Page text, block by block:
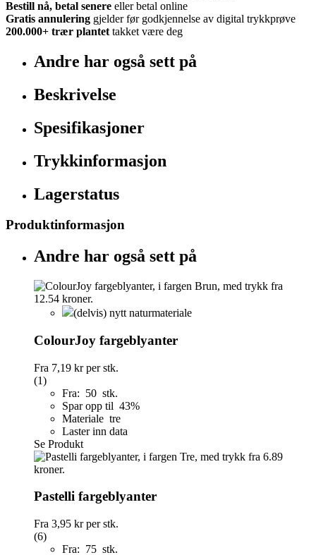
Bestill nå, betal senere eller betal online
Gratis annulering gjelder før godkjennelse av digital trykkprøve
200.000+ trær plantet takket være deg
Andre har også sett på
Beskrivelse
Spesifikasjoner
Trykkinformasjon
Lagerstatus
Produktinformasjon
Andre har også sett på
(delvis) nytt naturmateriale
ColourJoy fargeblyanter
Fra 7,19 krper stk.
(1)
Fra: 50 stk.
Spar opp til 43%
Materiale tre
Laster inn data
Se Produkt
Pastelli fargeblyanter
Fra 3,95 krper stk.
(6)
Fra: 75 stk.